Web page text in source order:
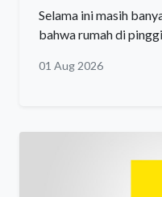
Selama ini masih
bahwa rumah di
01 Aug 2026